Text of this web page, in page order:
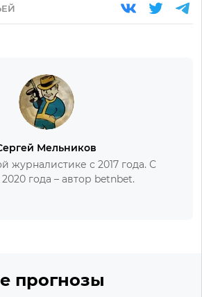
Мельников
журналистике с 2017 года. С
года – автор betnbet.
прогнозы